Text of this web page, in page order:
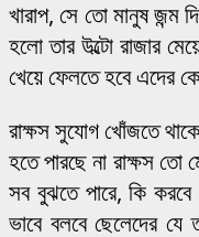
খারাপ, সে তো মানুষ জন্ম
হলো তার উল্টো রাজার
খেয়ে ফেলতে হবে এদের
রাক্ষস সুযোগ খোঁজতে
হতে পারছে না রাক্ষস তো
সব বুঝতে পারে, কি করবে
ভাবে বলবে ছেলেদের যে